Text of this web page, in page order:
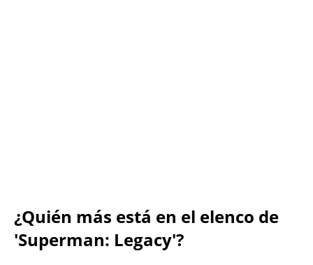
¿Quién más está en el elenco de
'Superman: Legacy'?